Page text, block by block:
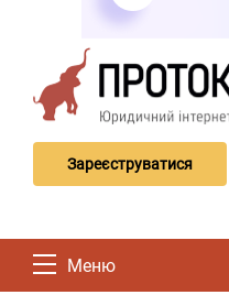
Зареєструватися
Меню